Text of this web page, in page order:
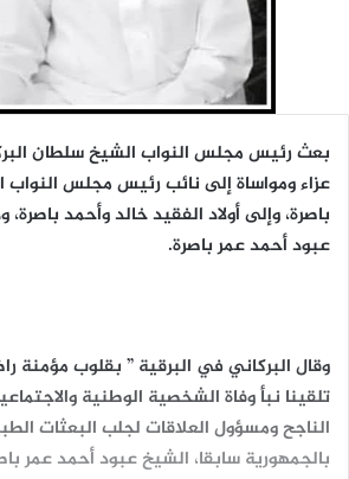
بعث رئيس مجلس النواب الشيخ سلطان
عزاء ومواساة إلى نائب رئيس مجلس
باصرة، وإلى أولاد الفقيد خالد وأحمد
عبود أحمد عمر باصرة.
وقال البركاني في البرقية ” بقلوب مؤمنة
تلقينا نبأ وفاة الشخصية الوطنية
الناجح ومسؤول العلاقات لجلب البعثات
بالجمهورية سابقا، الشيخ عبود أحمد عمر